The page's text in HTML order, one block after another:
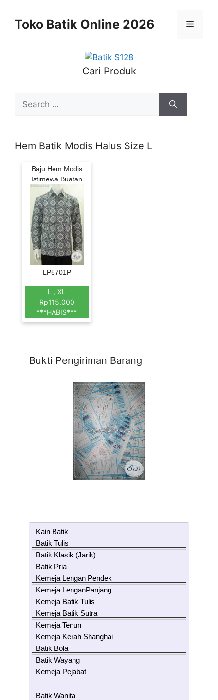
contentToko Batik Online 2026 Menu
Cari Produk
for:
Hem Batik Modis Halus Size L
Baju Hem Modis
Istimewa Buatan
LP5701P
L , XL
Rp115.000
***HABIS***
Bukti Pengiriman Barang
Kain Batik
Batik Tulis
Batik Klasik (Jarik)
Batik Pria
Kemeja Lengan Pendek
Kemeja LenganPanjang
Kemeja Batik Tulis
Kemeja Batik Sutra
Kemeja Tenun
Kemeja Kerah Shanghai
Batik Bola
Batik Wayang
Kemeja Pejabat
Batik Wanita